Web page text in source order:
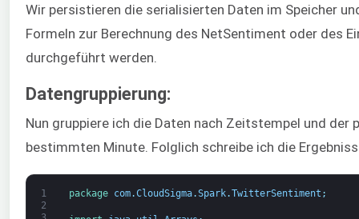
Wir persistieren die serialisierten Daten im Speicher
Formeln zur Berechnung des NetSentiment oder des
durchgeführt werden.
Datengruppierung:
Nun gruppiere ich die Daten nach Zeitstempel und
bestimmten Minute. Folglich schreibe ich die
1
2
package com.CloudSigma.Spark.TwitterSentiment ;